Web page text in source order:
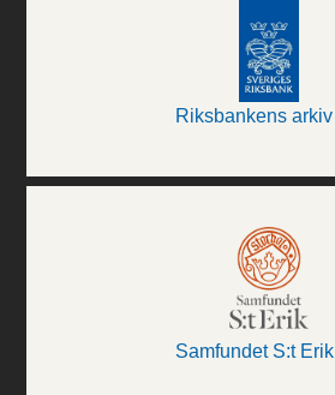
Riksbankens arkiv
Samfundet S:t Erik